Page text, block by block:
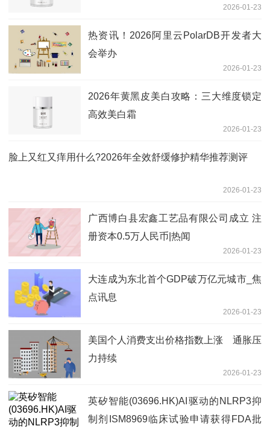
2026-01-23
热资讯！2026阿里云PolarDB开发者大
会举办
2026-01-23
2026年黄黑皮美白攻略：三大维度锁定
高效美白霜
2026-01-23
脸上又红又痒用什么?2026年全效舒缓修护精华推荐测评
2026-01-23
广西博白县宏鑫工艺品有限公司成立 注
册资本0.5万人民币|热闻
2026-01-23
大连成为东北首个GDP破万亿元城市_焦
点讯息
2026-01-23
美国个人消费支出价格指数上涨 通胀压
力持续
2026-01-23
英矽智能(03696.HK)AI驱动的NLRP3抑
制剂ISM8969临床试验申请获得FDA批